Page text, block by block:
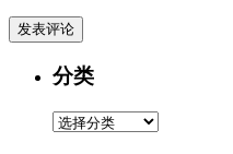
分类
分